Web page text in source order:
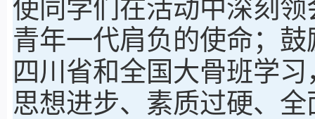
使同学们在活动中深刻
青年一代肩负的使命；
四川省和全国大骨班学
思想进步、素质过硬、